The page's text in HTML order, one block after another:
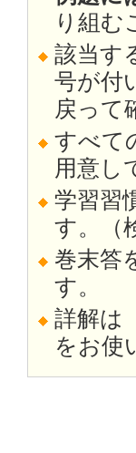
り組む
該当す
号が付
戻って
すべて
用意し
学習習
す。（
巻末答
す。
詳解は
をお使